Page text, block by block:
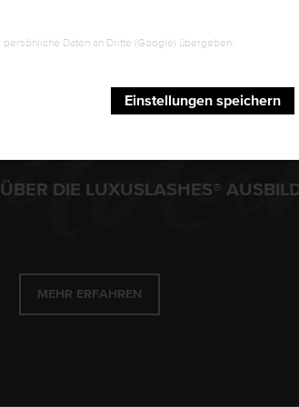
DIE LUXUSLASHES®
MEHR ERFAHREN
Daten an Dritte (Google) übergeben.
Einstellungen speichern